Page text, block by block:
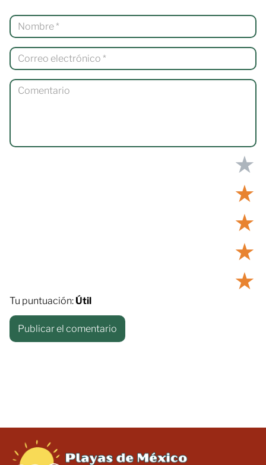
★
★
★
★
★
Tu puntuación: Útil